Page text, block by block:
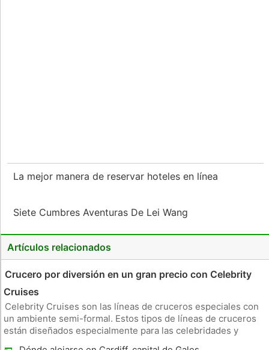
La mejor manera de reservar hoteles en línea
Siete Cumbres Aventuras De Lei Wang
Artículos relacionados
Crucero por diversión en un gran precio con Celebrity
Cruises
Celebrity Cruises son las líneas de cruceros especiales con
un ambiente semi-formal. Estos tipos de líneas de cruceros
están diseñados especialmente para las celebridades y